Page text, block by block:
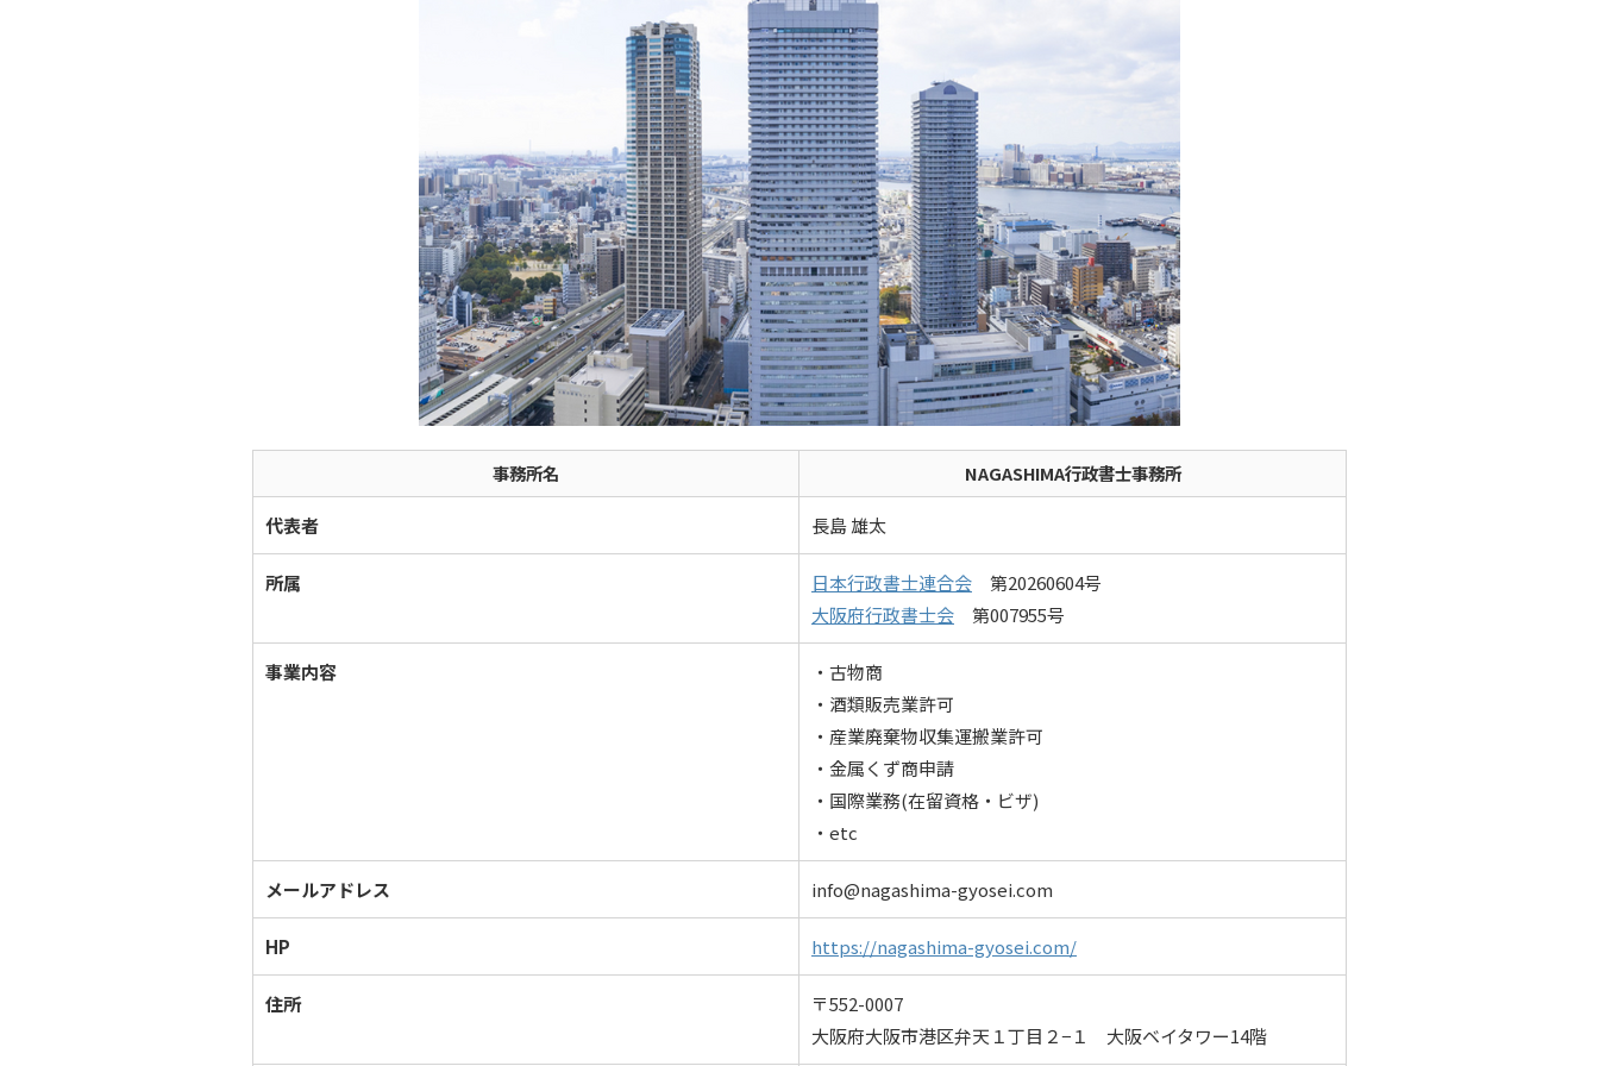
事務所名 NAGASHIMA行政書士事務所
代表者 長島 雄太
所属 日本行政書士連合会 第20260604号
大阪府行政書士会 第007955号
事業内容
・古物商
・酒類販売業許可
・産業廃棄物収集運搬業許可
・金属くず商申請
・国際業務(在留資格・ビザ)
・etc
メールアドレス info@nagashima-gyosei.com
HP https://nagashima-gyosei.com/
住所
〒552-0007
大阪府大阪市港区弁天１丁目２−１ 大阪ベイタワー14階